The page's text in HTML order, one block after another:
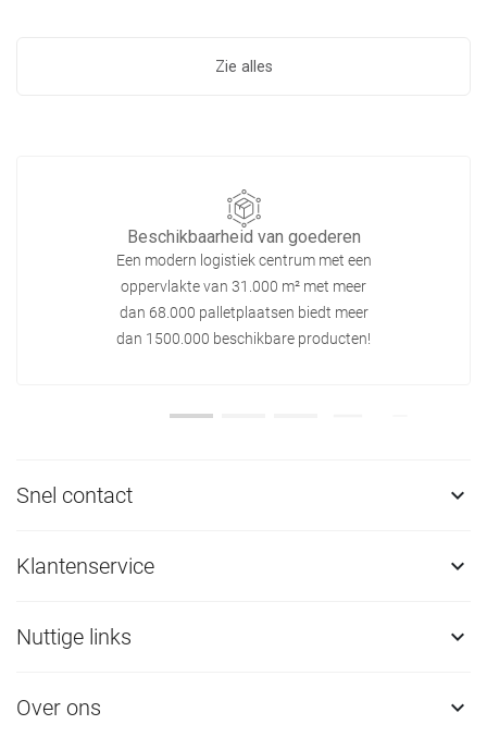
Zie alles
Beschikbaarheid van goederen
Een modern logistiek centrum met een
oppervlakte van 31.000 m² met meer
dan 68.000 palletplaatsen biedt meer
dan 1500.000 beschikbare producten!
Snel contact 
Klantenservice 
Nuttige links 
Over ons 